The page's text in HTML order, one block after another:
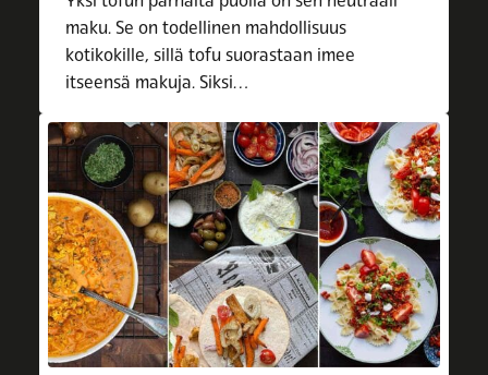
maku. Se on todellinen mahdollisuus
kotikokille, sillä tofu suorastaan imee
itseensä makuja. Siksi…